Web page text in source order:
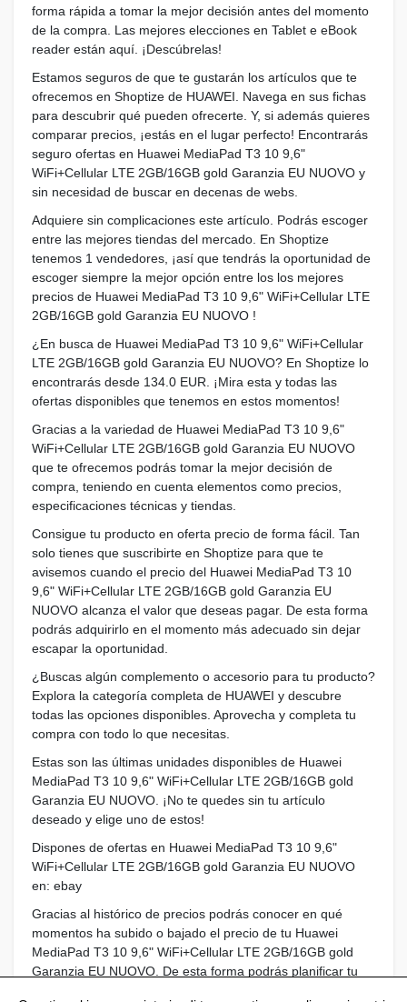
forma rápida a tomar la mejor decisión antes del momento
de la compra. Las mejores elecciones en Tablet e eBook
reader están aquí. ¡Descúbrelas!
Estamos seguros de que te gustarán los artículos que te
ofrecemos en Shoptize de HUAWEI. Navega en sus fichas
para descubrir qué pueden ofrecerte. Y, si además quieres
comparar precios, ¡estás en el lugar perfecto! Encontrarás
seguro ofertas en Huawei MediaPad T3 10 9,6"
WiFi+Cellular LTE 2GB/16GB gold Garanzia EU NUOVO y
sin necesidad de buscar en decenas de webs.
Adquiere sin complicaciones este artículo. Podrás escoger
entre las mejores tiendas del mercado. En Shoptize
tenemos 1 vendedores, ¡así que tendrás la oportunidad de
escoger siempre la mejor opción entre los los mejores
precios de Huawei MediaPad T3 10 9,6" WiFi+Cellular LTE
2GB/16GB gold Garanzia EU NUOVO !
¿En busca de Huawei MediaPad T3 10 9,6" WiFi+Cellular
LTE 2GB/16GB gold Garanzia EU NUOVO? En Shoptize lo
encontrarás desde 134.0 EUR. ¡Mira esta y todas las
ofertas disponibles que tenemos en estos momentos!
Gracias a la variedad de Huawei MediaPad T3 10 9,6"
WiFi+Cellular LTE 2GB/16GB gold Garanzia EU NUOVO
que te ofrecemos podrás tomar la mejor decisión de
compra, teniendo en cuenta elementos como precios,
especificaciones técnicas y tiendas.
Consigue tu producto en oferta precio de forma fácil. Tan
solo tienes que suscribirte en Shoptize para que te
avisemos cuando el precio del Huawei MediaPad T3 10
9,6" WiFi+Cellular LTE 2GB/16GB gold Garanzia EU
NUOVO alcanza el valor que deseas pagar. De esta forma
podrás adquirirlo en el momento más adecuado sin dejar
escapar la oportunidad.
¿Buscas algún complemento o accesorio para tu producto?
Explora la categoría completa de HUAWEI y descubre
todas las opciones disponibles. Aprovecha y completa tu
compra con todo lo que necesitas.
Estas son las últimas unidades disponibles de Huawei
MediaPad T3 10 9,6" WiFi+Cellular LTE 2GB/16GB gold
Garanzia EU NUOVO. ¡No te quedes sin tu artículo
deseado y elige uno de estos!
Dispones de ofertas en Huawei MediaPad T3 10 9,6"
WiFi+Cellular LTE 2GB/16GB gold Garanzia EU NUOVO
en: ebay
Gracias al histórico de precios podrás conocer en qué
momentos ha subido o bajado el precio de tu Huawei
MediaPad T3 10 9,6" WiFi+Cellular LTE 2GB/16GB gold
Garanzia EU NUOVO. De esta forma podrás planificar tu